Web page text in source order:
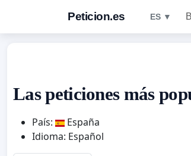
Peticion.es ES ▼
Las peticiones más
País:
España
Idioma: Español